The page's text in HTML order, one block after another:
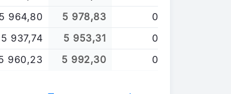
5 964,80 5 978,83
0
5 937,74 5 953,31
0
960,23 5 992,30 0